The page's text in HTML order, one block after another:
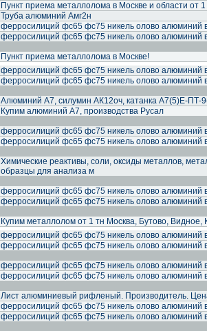
Пункт приема металлолома в Москве и области от
Труба алюминий Амг2н
ферросилиций фс65 фс75 никель олово алюминий
ферросилиций фс65 фс75 никель олово алюминий
Пункт приема металлолома в Москве!
ферросилиций фс65 фс75 никель олово алюминий
ферросилиций фс65 фс75 никель олово алюминий
Алюминий А7, силумин АК12оч, катанка А7(5)Е-ПТ-
Купим алюминий А7, производства Русал
ферросилиций фс65 фс75 никель олово алюминий
ферросилиций фс65 фс75 никель олово алюминий
Химические реактивы, соли, оксиды металлов,
образцы для анализа м
ферросилиций фс65 фс75 никель олово алюминий
ферросилиций фс65 фс75 никель олово алюминий
Купим металлолом от 1 тн Москва, Бутово,
ферросилиций фс65 фс75 никель олово алюминий
ферросилиций фс65 фс75 никель олово алюминий
ферросилиций фс65 фс75 никель олово алюминий
ферросилиций фс65 фс75 никель олово алюминий
Лист алюминиевый рифленый. Производитель.
ферросилиций фс65 фс75 никель олово алюминий
ферросилиций фс65 фс75 никель олово алюминий